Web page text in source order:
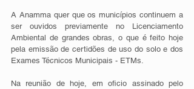
A Anamma quer que os municípios continuem a
ser ouvidos previamente no Licenciamento
Ambiental de grandes obras, o que é feito hoje
pela emissão de certidões de uso do solo e dos
Exames Técnicos Municipais - ETMs.
Na reunião de hoje, em oficio assinado pelo